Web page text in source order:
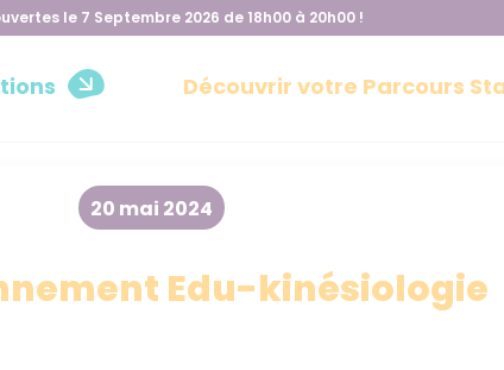
le 7 Septembre 2026 de 18h00 à 20h00 !
Découvrir votre Parcours
Edu-kinésiologie
20 mai 2024